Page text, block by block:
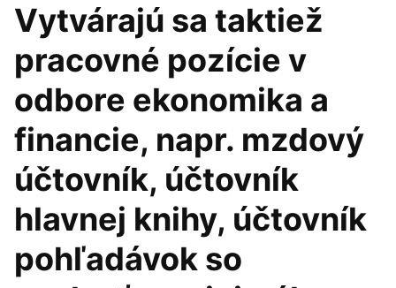
Vytvárajú sa taktiež
pracovné pozície v
odbore ekonomika a
financie, napr. mzdový
účtovník, účtovník
hlavnej knihy, účtovník
pohľadávok so